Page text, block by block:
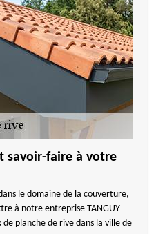
savoir-faire à votre
le domaine de la couverture,
à notre entreprise TANGUY
de planche de rive dans la ville de